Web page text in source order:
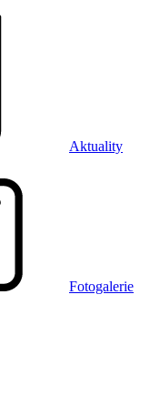
Aktuality
Fotogalerie